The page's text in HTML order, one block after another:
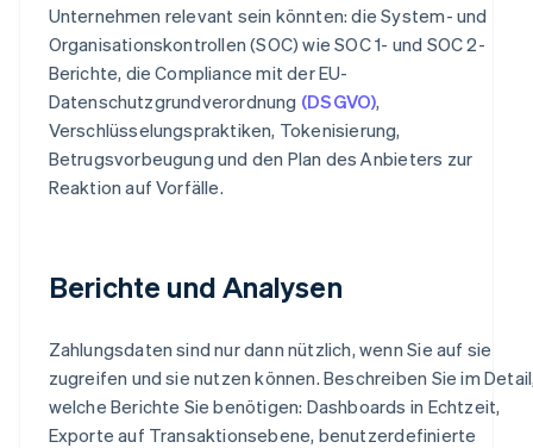
Unternehmen relevant sein könnten: die System- und
Organisationskontrollen (SOC) wie SOC 1- und SOC 2-
Berichte, die Compliance mit der EU-
Datenschutzgrundverordnung (DSGVO),
Verschlüsselungspraktiken, Tokenisierung,
Betrugsvorbeugung und den Plan des Anbieters zur
Reaktion auf Vorfälle.
Berichte und Analysen
Zahlungsdaten sind nur dann nützlich, wenn Sie auf sie
zugreifen und sie nutzen können. Beschreiben Sie im
welche Berichte Sie benötigen: Dashboards in Echtzeit,
Exporte auf Transaktionsebene, benutzerdefinierte